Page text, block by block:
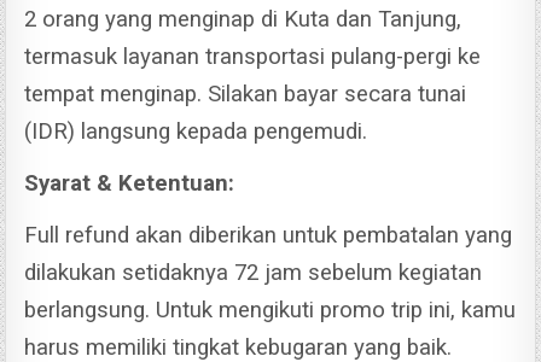
2 orang yang menginap di Kuta dan Tanjung,
termasuk layanan transportasi pulang-pergi ke
tempat menginap. Silakan bayar secara tunai
(IDR) langsung kepada pengemudi.
Syarat & Ketentuan:
Full refund akan diberikan untuk pembatalan yang
dilakukan setidaknya 72 jam sebelum kegiatan
berlangsung. Untuk mengikuti promo trip ini, kamu
harus memiliki tingkat kebugaran yang baik.